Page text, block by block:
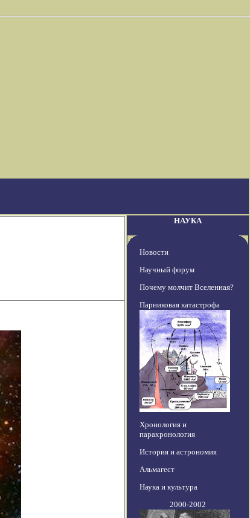
НАУКА
Новости
Научный форум
Почему молчит Вселенная?
Парниковая катастрофа
Хронология и
парахронология
История и астрономия
Альмагест
Наука и культура
2000-2002